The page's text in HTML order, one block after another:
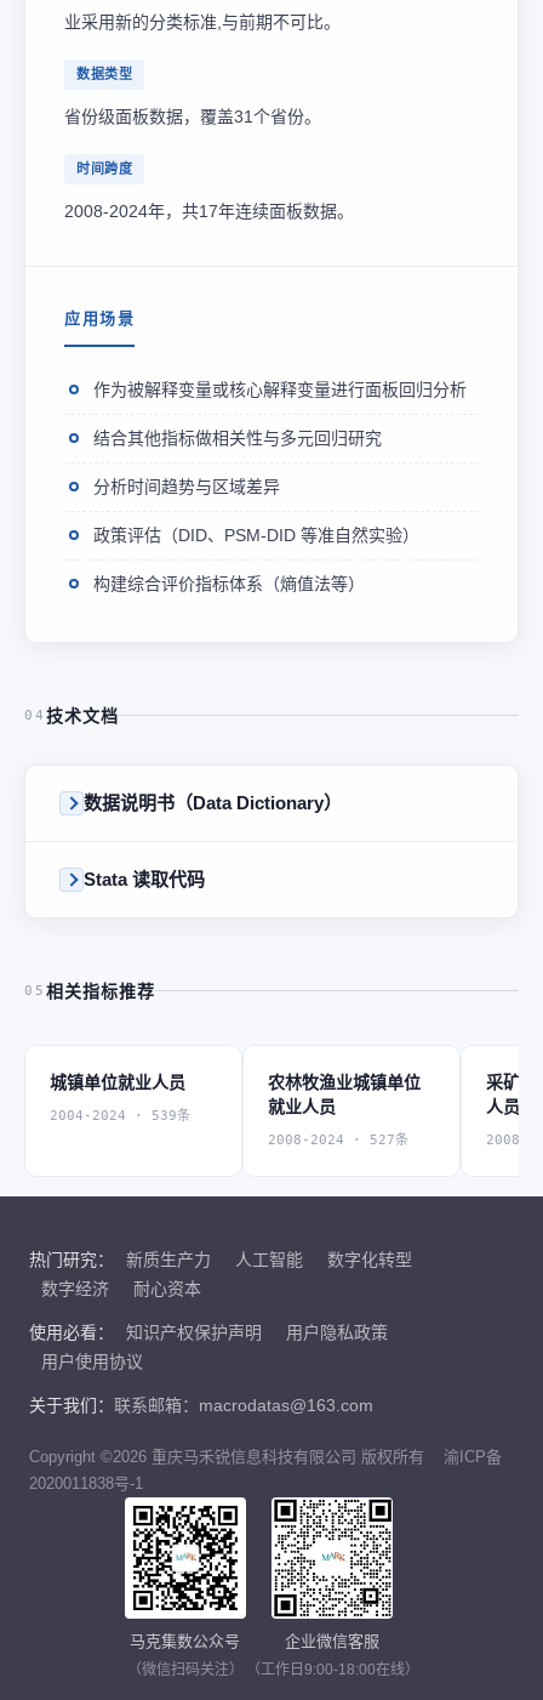
业采用新的分类标准,与前期不可比。
数据类型
省份级面板数据，覆盖31个省份。
时间跨度
2008-2024年，共17年连续面板数据。
应用场景
作为被解释变量或核心解释变量进行面板回归分析
结合其他指标做相关性与多元回归研究
分析时间趋势与区域差异
政策评估（DID、PSM-DID 等准自然实验）
构建综合评价指标体系（熵值法等）
04 技术文档
数据说明书（Data Dictionary）
Stata 读取代码
05 相关指标推荐
城镇单位就业人员
2004-2024 · 539条
农林牧渔业城镇单位
就业人员
2008-2024 · 527条
采矿业
人员
2008-
热门研究： 新质生产力 人工智能
数字化转型
数字经济
耐心资本
使用必看： 知识产权保护声明
用户隐私政策
用户使用协议
关于我们： 联系邮箱：macrodatas@163.com
Copyright ©2026 重庆马禾锐信息科技有限公司 版权所有
渝ICP备
2020011838号-1
马克集数公众号
（微信扫码关注）
企业微信客服
（工作日9:00-18:00在线）